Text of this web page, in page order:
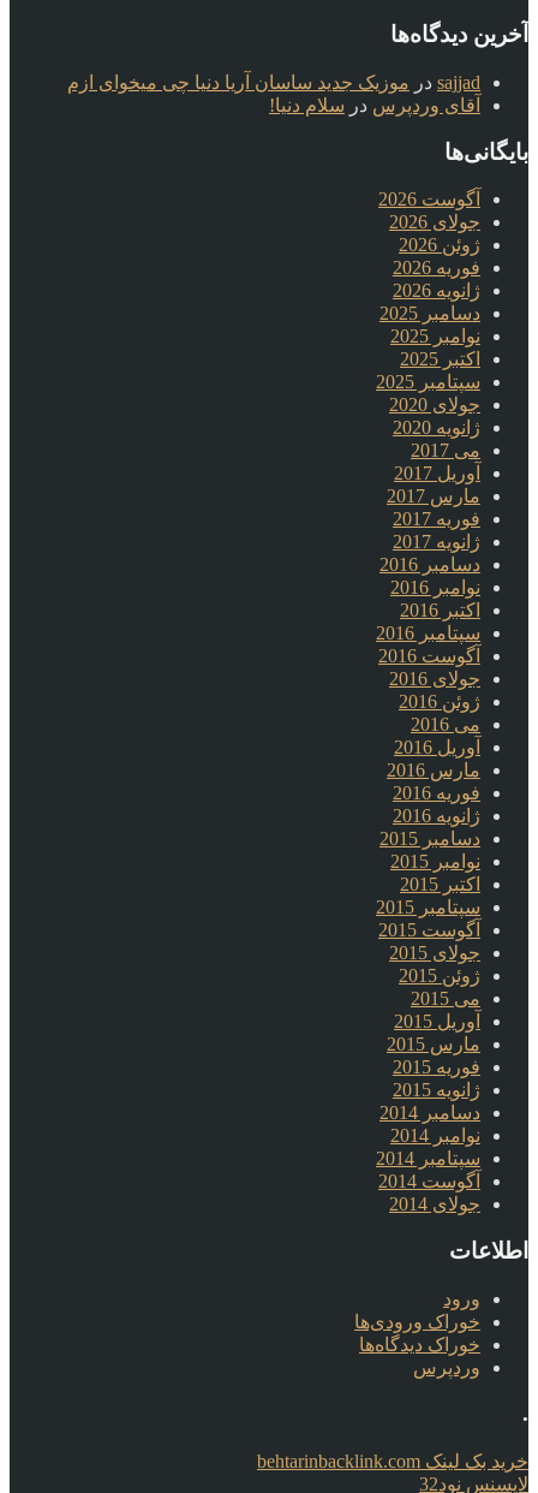
آخرین دیدگاه‌ها
sajjad در موزیک جدید ساسان آریا دنیا چی میخوای ازم
آقای وردپرس در سلام دنیا!
بایگانی‌ها
آگوست 2026
جولای 2026
ژوئن 2026
فوریه 2026
ژانویه 2026
دسامبر 2025
نوامبر 2025
اکتبر 2025
سپتامبر 2025
جولای 2020
ژانویه 2020
می 2017
آوریل 2017
مارس 2017
فوریه 2017
ژانویه 2017
دسامبر 2016
نوامبر 2016
اکتبر 2016
سپتامبر 2016
آگوست 2016
جولای 2016
ژوئن 2016
می 2016
آوریل 2016
مارس 2016
فوریه 2016
ژانویه 2016
دسامبر 2015
نوامبر 2015
اکتبر 2015
سپتامبر 2015
آگوست 2015
جولای 2015
ژوئن 2015
می 2015
آوریل 2015
مارس 2015
فوریه 2015
ژانویه 2015
دسامبر 2014
نوامبر 2014
سپتامبر 2014
آگوست 2014
جولای 2014
اطلاعات
ورود
خوراک ورودی‌ها
خوراک دیدگاه‌ها
وردپرس
.
خرید بک لینک behtarinbacklink.com
لایسنس نود32